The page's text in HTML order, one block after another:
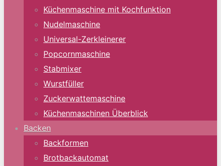
Küchenmaschine mit Kochfunktion
Nudelmaschine
Universal-Zerkleinerer
Popcornmaschine
Stabmixer
Wurstfüller
Zuckerwattemaschine
Küchenmaschinen Überblick
Backen
Backformen
Brotbackautomat